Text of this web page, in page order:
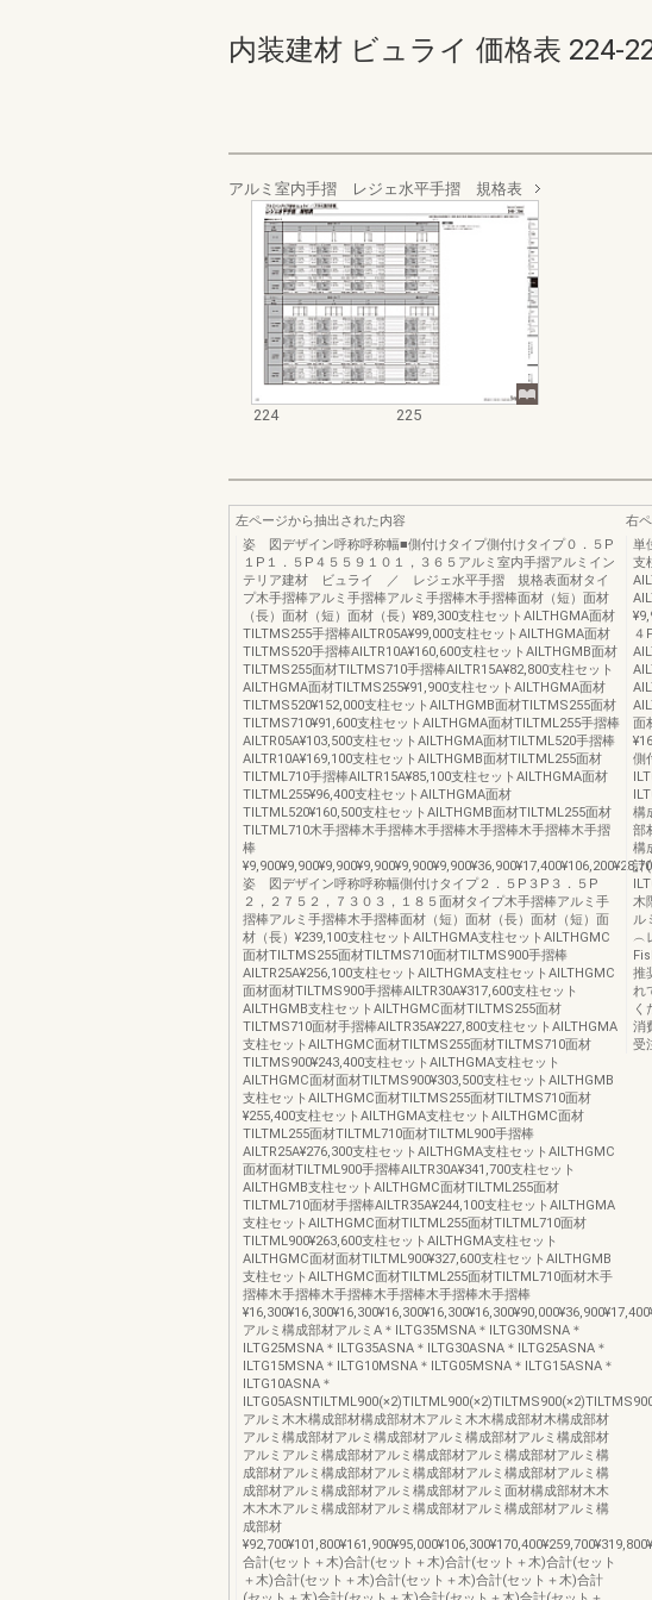
内装建材 ビュライ 価格表 224-
アルミ室内手摺 レジェ水平手摺 規格表
224 225
左ページから抽出された内容
姿 図デザイン呼称呼称幅■側付けタイプ側付けタイプ０．５P
１P１．５P４５５９１０１，３６５アルミ室内手摺アルミイン
テリア建材 ビュライ ／ レジェ水平手摺 規格表面材タイ
プ木手摺棒アルミ手摺棒アルミ手摺棒木手摺棒面材（短）面材
（長）面材（短）面材（長）¥89,300支柱セットAILTHGMA面材
TILTMS255手摺棒AILTR05A¥99,000支柱セットAILTHGMA面材
TILTMS520手摺棒AILTR10A¥160,600支柱セットAILTHGMB面材
TILTMS255面材TILTMS710手摺棒AILTR15A¥82,800支柱セット
AILTHGMA面材TILTMS255¥91,900支柱セットAILTHGMA面材
TILTMS520¥152,000支柱セットAILTHGMB面材TILTMS255面材
TILTMS710¥91,600支柱セットAILTHGMA面材TILTML255手摺棒
AILTR05A¥103,500支柱セットAILTHGMA面材TILTML520手摺棒
AILTR10A¥169,100支柱セットAILTHGMB面材TILTML255面材
TILTML710手摺棒AILTR15A¥85,100支柱セットAILTHGMA面材
TILTML255¥96,400支柱セットAILTHGMA面材
TILTML520¥160,500支柱セットAILTHGMB面材TILTML255面材
TILTML710木手摺棒木手摺棒木手摺棒木手摺棒木手摺棒木手摺
棒
姿 図デザイン呼称呼称幅側付けタイプ２．５P３P３．５P
２，２７５２，７３０３，１８５面材タイプ木手摺棒アルミ手
摺棒アルミ手摺棒木手摺棒面材（短）面材（長）面材（短）面
材（長）¥239,100支柱セットAILTHGMA支柱セットAILTHGMC
面材TILTMS255面材TILTMS710面材TILTMS900手摺棒
AILTR25A¥256,100支柱セットAILTHGMA支柱セットAILTHGMC
面材面材TILTMS900手摺棒AILTR30A¥317,600支柱セット
AILTHGMB支柱セットAILTHGMC面材TILTMS255面材
TILTMS710面材手摺棒AILTR35A¥227,800支柱セットAILTHGMA
支柱セットAILTHGMC面材TILTMS255面材TILTMS710面材
TILTMS900¥243,400支柱セットAILTHGMA支柱セット
AILTHGMC面材面材TILTMS900¥303,500支柱セットAILTHGMB
支柱セットAILTHGMC面材TILTMS255面材TILTMS710面材
¥255,400支柱セットAILTHGMA支柱セットAILTHGMC面材
TILTML255面材TILTML710面材TILTML900手摺棒
AILTR25A¥276,300支柱セットAILTHGMA支柱セットAILTHGMC
面材面材TILTML900手摺棒AILTR30A¥341,700支柱セット
AILTHGMB支柱セットAILTHGMC面材TILTML255面材
TILTML710面材手摺棒AILTR35A¥244,100支柱セットAILTHGMA
支柱セットAILTHGMC面材TILTML255面材TILTML710面材
TILTML900¥263,600支柱セットAILTHGMA支柱セット
AILTHGMC面材面材TILTML900¥327,600支柱セットAILTHGMB
支柱セットAILTHGMC面材TILTML255面材TILTML710面材木手
摺棒木手摺棒木手摺棒木手摺棒木手摺棒木手摺棒
アルミ構成部材アルミA＊ILTG35MSNA＊ILTG30MSNA＊
ILTG25MSNA＊ILTG35ASNA＊ILTG30ASNA＊ILTG25ASNA＊
ILTG15MSNA＊ILTG10MSNA＊ILTG05MSNA＊ILTG15ASNA＊
ILTG10ASNA＊
アルミ木木構成部材構成部材木アルミ木木構成部材木構成部材
アルミ構成部材アルミ構成部材アルミ構成部材アルミ構成部材
アルミアルミ構成部材アルミ構成部材アルミ構成部材アルミ構
成部材アルミ構成部材アルミ構成部材アルミ構成部材アルミ構
成部材アルミ構成部材アルミ構成部材アルミ面材構成部材木木
木木木アルミ構成部材アルミ構成部材アルミ構成部材アルミ構
成部材
合計(セット＋木)合計(セット＋木)合計(セット＋木)合計(セット
＋木)合計(セット＋木)合計(セット＋木)合計(セット＋木)合計
右
単
支
４
面
側
構
部
構
計
木
ル
︵
推
れ
く
消
受